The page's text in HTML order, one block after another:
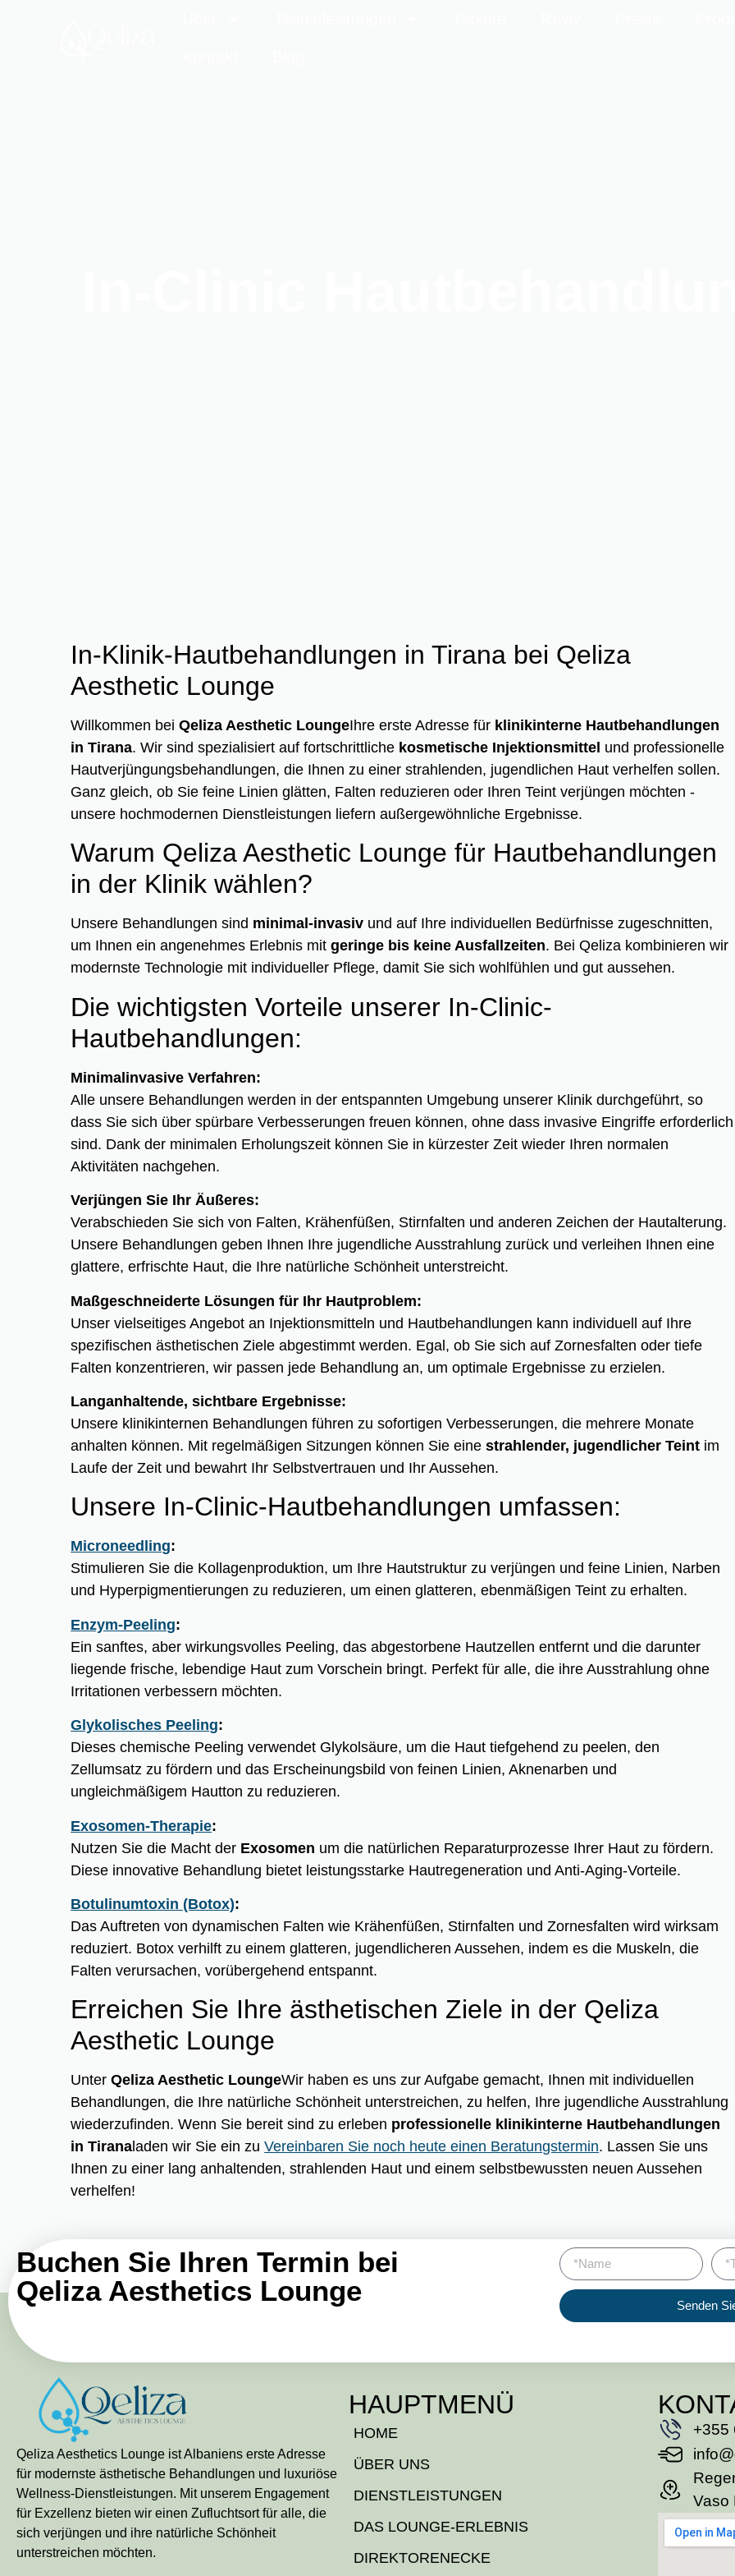
In-Klinik-Hautbehandlungen in Tirana bei Qeliza
Aesthetic Lounge
Willkommen beiQeliza Aesthetic LoungeIhre erste Adresse für klinikinterne Hautbehandlungen
in Tirana. Wir sind spezialisiert auf fortschrittliche kosmetische Injektionsmittel und professionelle
Hautverjüngungsbehandlungen, die Ihnen zu einer strahlenden, jugendlichen Haut verhelfen sollen.
Ganz gleich, ob Sie feine Linien glätten, Falten reduzieren oder Ihren Teint verjüngen möchten -
unsere hochmodernen Dienstleistungen liefern außergewöhnliche Ergebnisse.
Warum Qeliza Aesthetic Lounge für Hautbehandlungen
in der Klinik wählen?
Unsere Behandlungen sind minimal-invasiv und auf Ihre individuellen Bedürfnisse zugeschnitten,
um Ihnen ein angenehmes Erlebnis mitgeringe bis keine Ausfallzeiten. Bei Qeliza kombinieren wir
modernste Technologie mit individueller Pflege, damit Sie sich wohlfühlen und gut aussehen.
Die wichtigsten Vorteile unserer In-Clinic-
Hautbehandlungen:
Minimalinvasive Verfahren:
Alle unsere Behandlungen werden in der entspannten Umgebung unserer Klinik durchgeführt, so
dass Sie sich über spürbare Verbesserungen freuen können, ohne dass invasive Eingriffe erforderlich
sind. Dank der minimalen Erholungszeit können Sie in kürzester Zeit wieder Ihren normalen
Aktivitäten nachgehen.
Verjüngen Sie Ihr Äußeres:
Verabschieden Sie sich von Falten, Krähenfüßen, Stirnfalten und anderen Zeichen der Hautalterung.
Unsere Behandlungen geben Ihnen Ihre jugendliche Ausstrahlung zurück und verleihen Ihnen eine
glattere, erfrischte Haut, die Ihre natürliche Schönheit unterstreicht.
Maßgeschneiderte Lösungen für Ihr Hautproblem:
Unser vielseitiges Angebot an Injektionsmitteln und Hautbehandlungen kann individuell auf Ihre
spezifischen ästhetischen Ziele abgestimmt werden. Egal, ob Sie sich auf Zornesfalten oder tiefe
Falten konzentrieren, wir passen jede Behandlung an, um optimale Ergebnisse zu erzielen.
Langanhaltende, sichtbare Ergebnisse:
Unsere klinikinternen Behandlungen führen zu sofortigen Verbesserungen, die mehrere Monate
anhalten können. Mit regelmäßigen Sitzungen können Sie einestrahlender, jugendlicher Teint im
Laufe der Zeit und bewahrt Ihr Selbstvertrauen und Ihr Aussehen.
Unsere In-Clinic-Hautbehandlungen umfassen:
Microneedling:
Stimulieren Sie die Kollagenproduktion, um Ihre Hautstruktur zu verjüngen und feine Linien, Narben
und Hyperpigmentierungen zu reduzieren, um einen glatteren, ebenmäßigen Teint zu erhalten.
Enzym-Peeling:
Ein sanftes, aber wirkungsvolles Peeling, das abgestorbene Hautzellen entfernt und die darunter
liegende frische, lebendige Haut zum Vorschein bringt. Perfekt für alle, die ihre Ausstrahlung ohne
Irritationen verbessern möchten.
Glykolisches Peeling:
Dieses chemische Peeling verwendet Glykolsäure, um die Haut tiefgehend zu peelen, den
Zellumsatz zu fördern und das Erscheinungsbild von feinen Linien, Aknenarben und
ungleichmäßigem Hautton zu reduzieren.
Exosomen-Therapie:
Nutzen Sie die Macht der Exosomen um die natürlichen Reparaturprozesse Ihrer Haut zu fördern.
Diese innovative Behandlung bietet leistungsstarke Hautregeneration und Anti-Aging-Vorteile.
Botulinumtoxin (Botox):
Das Auftreten von dynamischen Falten wie Krähenfüßen, Stirnfalten und Zornesfalten wird wirksam
reduziert. Botox verhilft zu einem glatteren, jugendlicheren Aussehen, indem es die Muskeln, die
Falten verursachen, vorübergehend entspannt.
Erreichen Sie Ihre ästhetischen Ziele in der Qeliza
Aesthetic Lounge
UnterQeliza Aesthetic LoungeWir haben es uns zur Aufgabe gemacht, Ihnen mit individuellen
Behandlungen, die Ihre natürliche Schönheit unterstreichen, zu helfen, Ihre jugendliche Ausstrahlung
wiederzufinden. Wenn Sie bereit sind zu erleben professionelle klinikinterne Hautbehandlungen
in Tirana laden wir Sie ein zuVereinbaren Sie noch heute einen Beratungstermin. Lassen Sie uns
Ihnen zu einer lang anhaltenden, strahlenden Haut und einem selbstbewussten neuen Aussehen
verhelfen!
Buchen Sie Ihren Termin bei
Qeliza Aesthetics Lounge
Senden
Qeliza Aesthetics Lounge ist Albaniens erste Adresse
für modernste ästhetische Behandlungen und luxuriöse
Wellness-Dienstleistungen. Mit unserem Engagement
für Exzellenz bieten wir einen Zufluchtsort für alle, die
sich verjüngen und ihre natürliche Schönheit
unterstreichen möchten.
HAUPTMENÜ
HOME
ÜBER UNS
DIENSTLEISTUNGEN
DAS LOUNGE-ERLEBNIS
DIREKTORENECKE
+355
Vaso